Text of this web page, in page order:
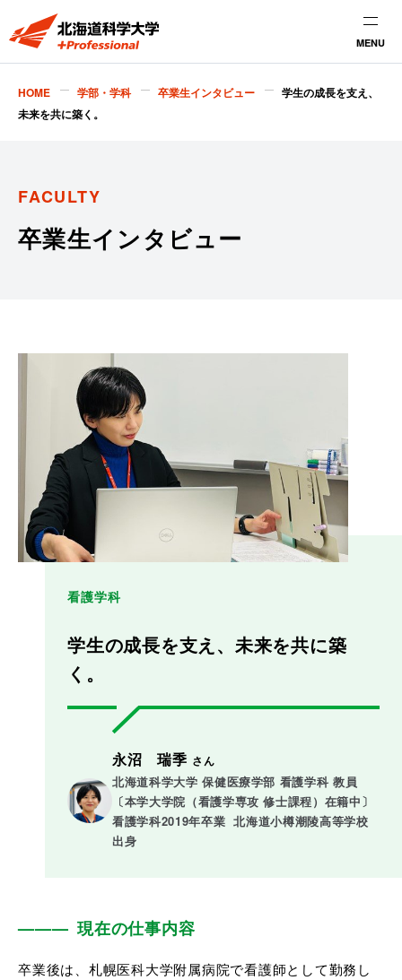
MENU
HOME 学部・学科 卒業生インタビュー
学生の成長を支え、
未来を共に築く。
FACULTY
卒業生インタビュー
看護学科
学生の成長を支え、未来を共に築
く。
永沼 瑞季 さん
北海道科学大学 保健医療学部 看護学科 教員
〔本学大学院（看護学専攻 修士課程）在籍中〕
看護学科2019年卒業  北海道小樽潮陵高等学校
出身
現在の仕事内容
卒業後は、札幌医科大学附属病院で看護師として勤務し